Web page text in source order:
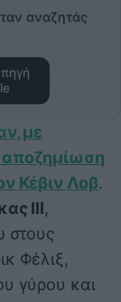
αναζητάς
με
Κέβιν Λοβ.
ΙΙΙ,
στους
Φέλιξ,
γύρου και